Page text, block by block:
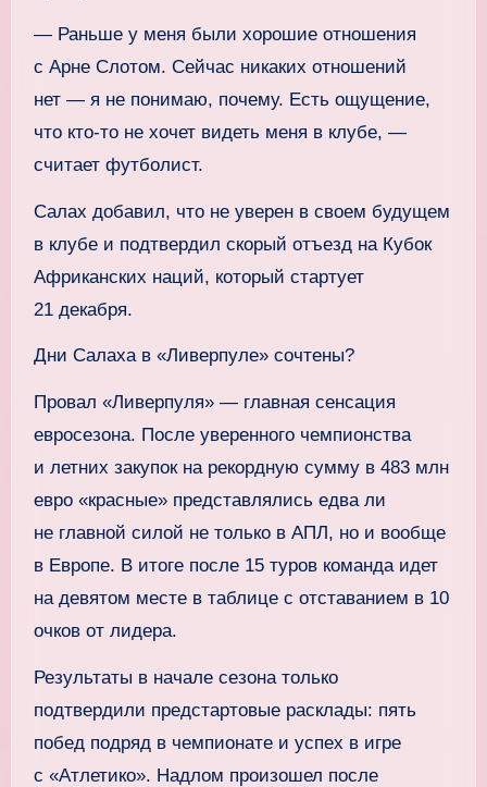
— Раньше у меня были хорошие отношения
с Арне Слотом. Сейчас никаких отношений
нет — я не понимаю, почему. Есть ощущение,
что кто‑то не хочет видеть меня в клубе, —
считает футболист.
Салах добавил, что не уверен в своем будущем
в клубе и подтвердил скорый отъезд на Кубок
Африканских наций, который стартует
21 декабря.
Дни Салаха в «Ливерпуле» сочтены?
Провал «Ливерпуля» — главная сенсация
евросезона. После уверенного чемпионства
и летних закупок на рекордную сумму в 483 млн
евро «красные» представлялись едва ли
не главной силой не только в АПЛ, но и вообще
в Европе. В итоге после 15 туров команда идет
на девятом месте в таблице с отставанием в 10
очков от лидера.
Результаты в начале сезона только
подтвердили предстартовые расклады: пять
побед подряд в чемпионате и успех в игре
с «Атлетико». Надлом произошел после